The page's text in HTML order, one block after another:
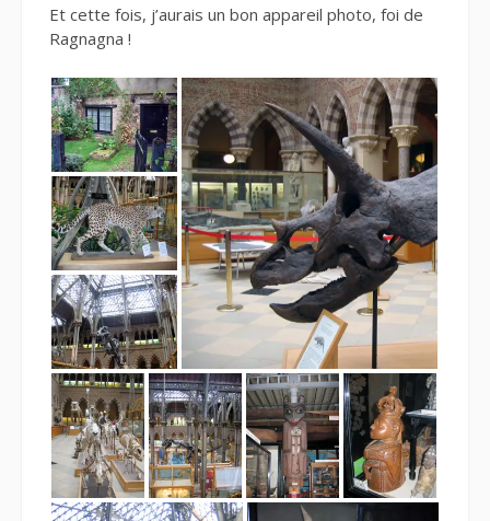
Et cette fois, j’aurais un bon appareil photo, foi de
Ragnagna !